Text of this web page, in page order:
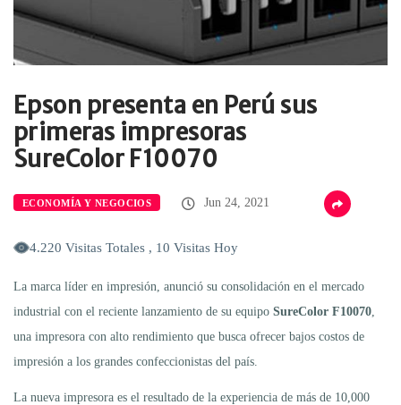
Epson presenta en Perú sus
primeras impresoras
SureColor F10070
ECONOMÍA Y NEGOCIOS Jun 24, 2021
4.220 Visitas Totales , 10 Visitas Hoy
La marca líder en impresión, anunció su consolidación en el mercado
industrial con el reciente lanzamiento de su equipo SureColor F10070
una impresora con alto rendimiento que busca ofrecer bajos costos de
impresión a los grandes confeccionistas del país.
La nueva impresora es el resultado de la experiencia de más de 10,000